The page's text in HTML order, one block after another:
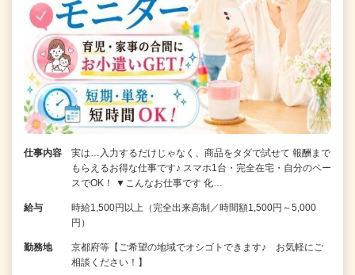
仕事内容
実は…入力するだけじゃなく、商品をタダで試せて 報酬まで
もらえるお得な仕事です♪ スマホ1台・完全在宅・自分のペー
スでOK！ ▼こんなお仕事です 化…
給与
時給1,500円以上（完全出来高制／時間額1,500円～5,000
円）
勤務地
京都府等【ご希望の地域でオシゴトできます♪ お気軽にご
相談ください！】